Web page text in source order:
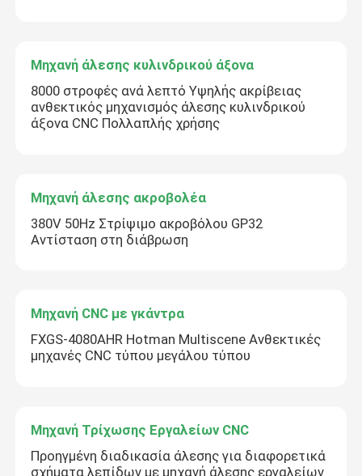
Μηχανή άλεσης κυλινδρικού άξονα
8000 στροφές ανά λεπτό Υψηλής ακρίβειας
ανθεκτικός μηχανισμός άλεσης κυλινδρικού
άξονα CNC Πολλαπλής χρήσης
Μηχανή άλεσης ακροβολέα
380V 50Hz Στρίψιμο ακροβόλου GP32
Αντίσταση στη διάβρωση
Μηχανή CNC με γκάντρα
FXGS-4080AHR Hotman Multiscene Ανθεκτικές
μηχανές CNC τύπου μεγάλου τύπου
Μηχανή Τρίχωσης Εργαλείων CNC
Προηγμένη διαδικασία άλεσης για διαφορετικά
σχήματα λεπίδων με μηχανή άλεσης εργαλείων